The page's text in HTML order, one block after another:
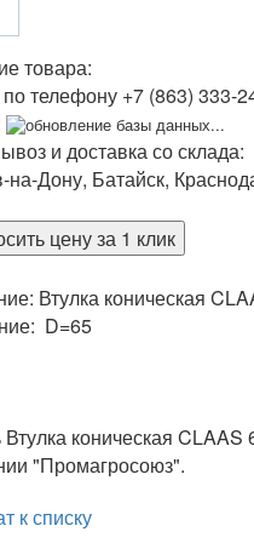
товара:
по телефону +7 (863) 333-
обновление базы данных...
и доставка со склада:
на-Дону, Батайск,
цену за 1 клик
Втулка коническая
D=65
Втулка коническая
"Промагросоюз".
к списку